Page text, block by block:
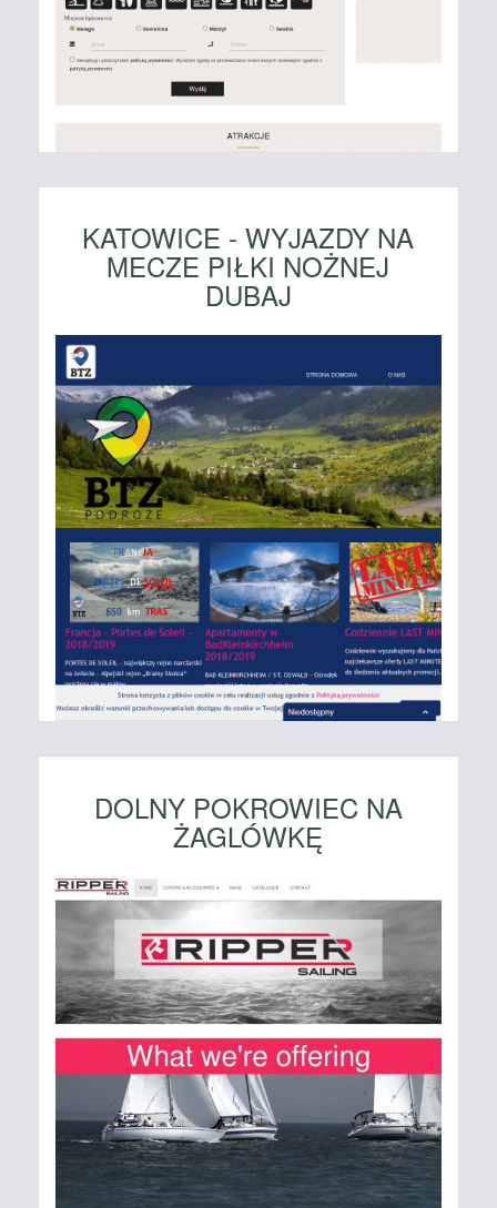
KATOWICE - WYJAZDY NA
MECZE PIŁKI NOŻNEJ
DUBAJ
DOLNY POKROWIEC NA
ŻAGLÓWKĘ